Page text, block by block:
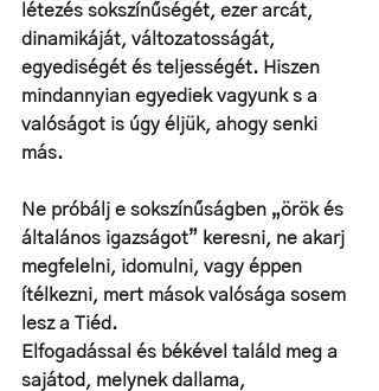
létezés sokszínűségét, ezer arcát,
dinamikáját, változatosságát,
egyediségét és teljességét. Hiszen
mindannyian egyediek vagyunk s a
valóságot is úgy éljük, ahogy senki
más.
Ne próbálj e sokszínűságben „örök és
általános igazságot” keresni, ne akarj
megfelelni, idomulni, vagy éppen
ítélkezni, mert mások valósága sosem
lesz a Tiéd.
Elfogadással és békével találd meg a
sajátod, melynek dallama,